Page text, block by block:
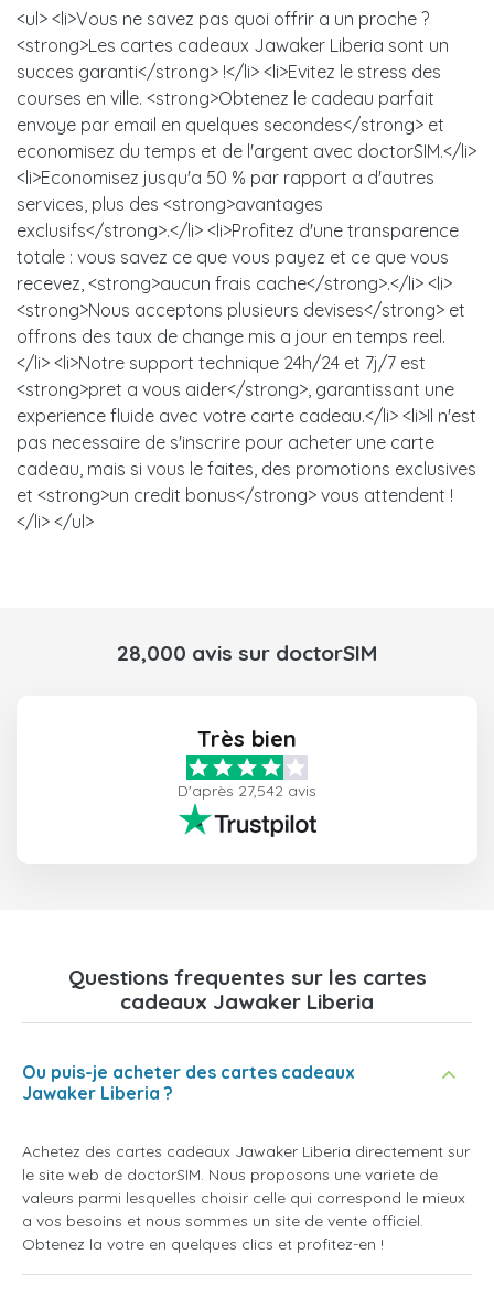
<ul> <li>Vous ne savez pas quoi offrir a un proche ?
<strong>Les cartes cadeaux Jawaker Liberia sont un
succes garanti</strong> !</li> <li>Evitez le stress des
courses en ville. <strong>Obtenez le cadeau parfait
envoye par email en quelques secondes</strong> et
economisez du temps et de l'argent avec doctorSIM.</li>
<li>Economisez jusqu'a 50 % par rapport a d'autres
services, plus des <strong>avantages
exclusifs</strong>.</li> <li>Profitez d'une transparence
totale : vous savez ce que vous payez et ce que vous
recevez, <strong>aucun frais cache</strong>.</li> <li>
<strong>Nous acceptons plusieurs devises</strong> et
offrons des taux de change mis a jour en temps reel.
</li> <li>Notre support technique 24h/24 et 7j/7 est
<strong>pret a vous aider</strong>, garantissant une
experience fluide avec votre carte cadeau.</li> <li>Il n'est
pas necessaire de s'inscrire pour acheter une carte
cadeau, mais si vous le faites, des promotions exclusives
et <strong>un credit bonus</strong> vous attendent !
</li> </ul>
28,000 avis sur doctorSIM
Très bien
D'après 27,542 avis
Questions frequentes sur les cartes
cadeaux Jawaker Liberia
Ou puis-je acheter des cartes cadeaux
Jawaker Liberia ?
Achetez des cartes cadeaux Jawaker Liberia directement sur
le site web de doctorSIM. Nous proposons une variete de
valeurs parmi lesquelles choisir celle qui correspond le mieux
a vos besoins et nous sommes un site de vente officiel.
Obtenez la votre en quelques clics et profitez-en !